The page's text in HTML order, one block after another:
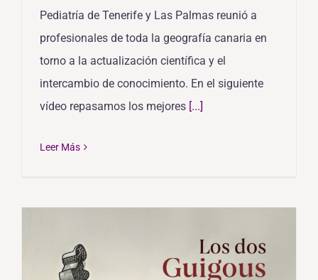
Pediatría de Tenerife y Las Palmas reunió a
profesionales de toda la geografía canaria en
torno a la actualización científica y el
intercambio de conocimiento. En el siguiente
vídeo repasamos los mejores [...]
Leer Más